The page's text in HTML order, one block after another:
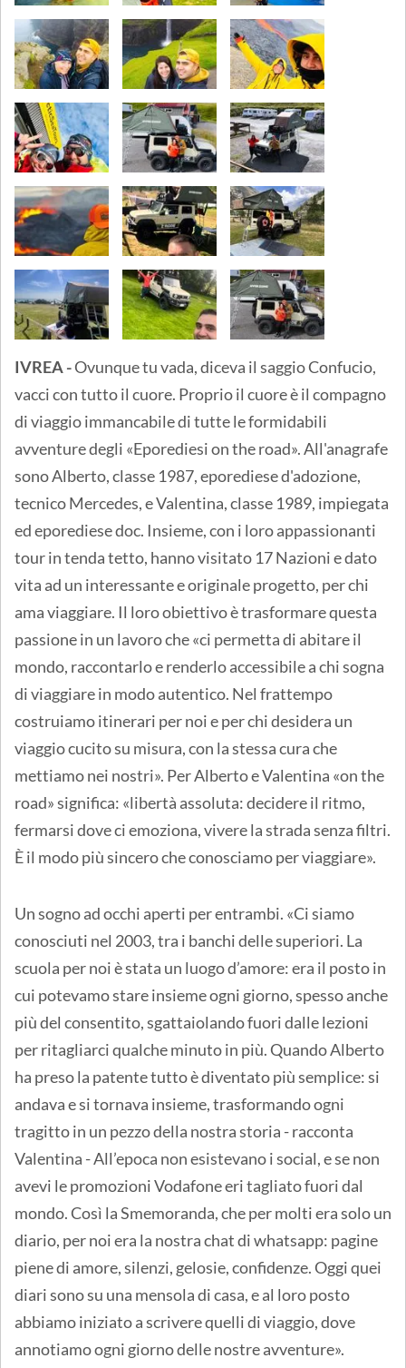
IVREA -Ovunque tu vada, diceva il saggio Confucio,
vacci con tutto il cuore. Proprio il cuore è il compagno
di viaggio immancabile di tutte le formidabili
avventure degli «Eporediesi on the road». All'anagrafe
sono Alberto, classe 1987, eporediese d'adozione,
tecnico Mercedes, e Valentina, classe 1989, impiegata
ed eporediese doc. Insieme, con i loro appassionanti
tour in tenda tetto, hanno visitato 17 Nazioni e dato
vita ad un interessante e originale progetto, per chi
ama viaggiare. Il loro obiettivo è trasformare questa
passione in un lavoro che «ci permetta di abitare il
mondo, raccontarlo e renderlo accessibile a chi sogna
di viaggiare in modo autentico. Nel frattempo
costruiamo itinerari per noi e per chi desidera un
viaggio cucito su misura, con la stessa cura che
mettiamo nei nostri». Per Alberto e Valentina «on the
road» significa: «libertà assoluta: decidere il ritmo,
fermarsi dove ci emoziona, vivere la strada senza filtri.
È il modo più sincero che conosciamo per viaggiare».
Un sogno ad occhi aperti per entrambi. «Ci siamo
conosciuti nel 2003, tra i banchi delle superiori. La
scuola per noi è stata un luogo d’amore: era il posto in
cui potevamo stare insieme ogni giorno, spesso anche
più del consentito, sgattaiolando fuori dalle lezioni
per ritagliarci qualche minuto in più. Quando Alberto
ha preso la patente tutto è diventato più semplice: si
andava e si tornava insieme, trasformando ogni
tragitto in un pezzo della nostra storia - racconta
Valentina - All’epoca non esistevano i social, e se non
avevi le promozioni Vodafone eri tagliato fuori dal
mondo. Così la Smemoranda, che per molti era solo un
diario, per noi era la nostra chat di whatsapp: pagine
piene di amore, silenzi, gelosie, confidenze. Oggi quei
diari sono su una mensola di casa, e al loro posto
abbiamo iniziato a scrivere quelli di viaggio, dove
annotiamo ogni giorno delle nostre avventure».